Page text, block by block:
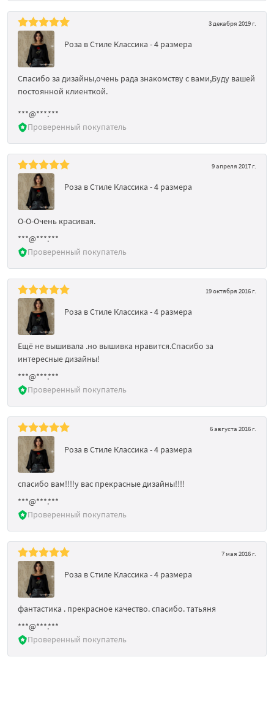
3 декабря 2019 г.
Роза в Стиле Классика - 4 размера
Спасибо за дизайны,очень рада знакомству с вами,Буду вашей
постоянной клиенткой.
***@***.***
Проверенный покупатель
9 апреля 2017 г.
Роза в Стиле Классика - 4 размера
О-О-Очень красивая.
***@***.***
Проверенный покупатель
19 октября 2016 г.
Роза в Стиле Классика - 4 размера
Ещё не вышивала .но вышивка нравится.Спасибо за
интересные дизайны!
***@***.***
Проверенный покупатель
6 августа 2016 г.
Роза в Стиле Классика - 4 размера
спасибо вам!!!!у вас прекрасные дизайны!!!!
***@***.***
Проверенный покупатель
7 мая 2016 г.
Роза в Стиле Классика - 4 размера
фантастика . прекрасное качество. спасибо. татьяня
***@***.***
Проверенный покупатель